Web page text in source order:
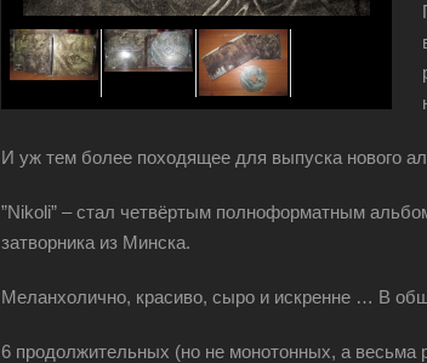
И уж тем более походящее для выпуска нового
”Nikoli” – стал четвёртым полноформатным
затворника из Минска.
Меланхолично, красиво, сыро и искренне … В
6 продолжительных (но не монотонных, а весьма